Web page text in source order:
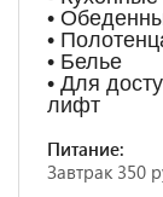
•
•
• Белье
• Для
лифт
Питание:
Завтрак 350